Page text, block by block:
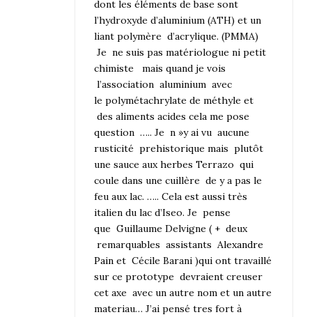
dont les éléments de base sont
l’hydroxyde d’aluminium (ATH) et un
liant polymère d’acrylique. (PMMA)
Je ne suis pas matériologue ni petit
chimiste mais quand je vois
l’association aluminium avec
le polymétachrylate de méthyle et
des aliments acides cela me pose
question ….. Je n »y ai vu aucune
rusticité prehistorique mais plutôt
une sauce aux herbes Terrazo qui
coule dans une cuillère de y a pas le
feu aux lac. ….. Cela est aussi très
italien du lac d’Iseo. Je pense
que Guillaume Delvigne ( + deux
remarquables assistantsAlexandre
Pain et Cécile Barani )qui ont travaillé
sur ce prototype devraient creuser
cet axe avec un autre nom et un autre
materiau… J’ai pensé tres fort à